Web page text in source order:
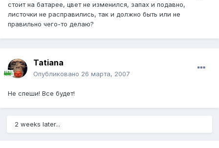
стоит на батарее, цвет не изменился, запах и подавно,
листочки не расправились, так и должно быть или не
правильно чего-то делаю?
Tatiana
Опубликовано 26 марта, 2007
Не спеши! Все будет!
2 weeks later...